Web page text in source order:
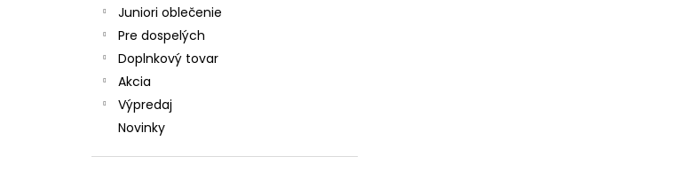
Juniori oblečenie
Pre dospelých
Doplnkový tovar
Akcia
Výpredaj
Novinky